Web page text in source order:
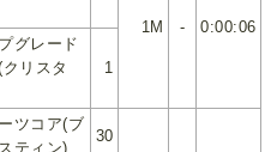
1M -
0:00:06
グレード
クリスタ
1
ツコア(ブ
ティン)
30